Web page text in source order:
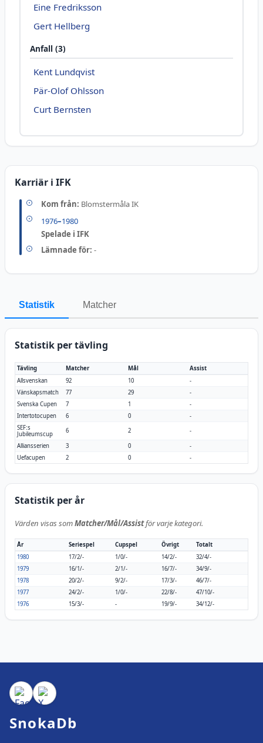
Eine Fredriksson
Gert Hellberg
Anfall (3)
Kent Lundqvist
Pär-Olof Ohlsson
Curt Bernsten
Karriär i IFK
Kom från: Blomstermåla IK
1976–1980
Spelade i IFK
Lämnade för: -
Statistik Matcher
Statistik per tävling
Tävling Matcher Mål
Assist
Allsvenskan
92 10
-
Vänskapsmatch
77 29
-
Svenska Cupen
7 1
-
Intertotocupen
6 0
-
SEF:s
Jubileumscup
6 2
-
Alliansserien
3 0
-
Uefacupen
2 0 -
Statistik per år
Värden visas somMatcher/Mål/Assistför varje kategori.
År Seriespel Cupspel Övrigt
Totalt
1980
17/2/- 1/0/- 14/2/-
32/4/-
1979
16/1/- 2/1/- 16/7/-
34/9/-
1978
20/2/- 9/2/- 17/3/-
46/7/-
1977
24/2/- 1/0/- 22/8/-
47/10/-
1976
15/3/- - 19/9/- 34/12/-
SnokaDb